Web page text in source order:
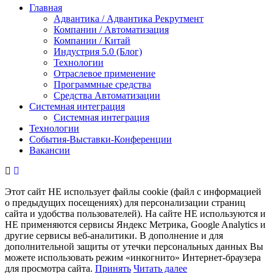
Главная
Адвантика / Адвантика Рекрутмент
Компании / Автоматизация
Компании / Китай
Индустрия 5.0 (Блог)
Технологии
Отраслевое применение
Программные средства
Средства Автоматизации
Системная интеграция
Системная интеграция
Технологии
События-Выставки-Конференции
Вакансии
Этот сайт НЕ использует файлы cookie (файл с информацией
о предыдущих посещениях) для персонализации страниц
сайта и удобства пользователей). На сайте НЕ используются и
НЕ применяются сервисы Яндекс Метрика, Google Analytics и
другие сервисы веб-аналитики. В дополнение и для
дополнительной защиты от утечки персональных данных Вы
можете использовать режим «инкогнито» Интернет-браузера
для просмотра сайта. Принять Читать далее